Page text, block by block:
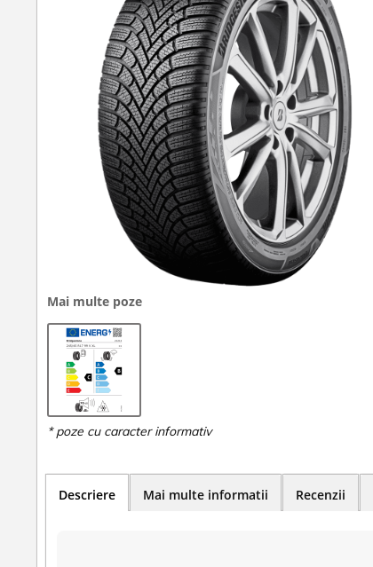
Mai multe poze
Descriere Mai multe informatii Recenzii